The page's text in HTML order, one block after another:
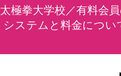
太極拳大学校／有料会
システムと料金につい